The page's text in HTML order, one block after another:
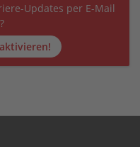
Updates per E-Mail